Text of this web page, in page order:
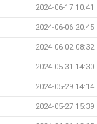
2024-06-17 10:41
2024-06-06 20:45
2024-06-02 08:32
2024-05-31 14:30
2024-05-29 14:14
2024-05-27 15:39